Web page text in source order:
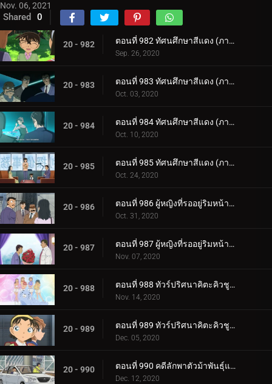
Nov. 06, 2021
Shared 0
20 - 982 ตอนที่ 982 ทัศนศึกษาสีแดง (ภาคสีแดงก่ำ) (ตอนแรก)
Sep. 26, 2020
20 - 983 ตอนที่ 983 ทัศนศึกษาสีแดง (ภาคสีแดงก่ำ) (ตอนจบ)
Oct. 03, 2020
20 - 984 ตอนที่ 984 ทัศนศึกษาสีแดง (ภาครักสีแดง) (ตอนแรก)
Oct. 10, 2020
20 - 985 ตอนที่ 985 ทัศนศึกษาสีแดง (ภาครักสีแดง) (ตอนจบ)
Oct. 24, 2020
20 - 986 ตอนที่ 986 ผู้หญิงที่รออยู่ริมหน้าต่าง (ตอนแรก)
Oct. 31, 2020
20 - 987 ตอนที่ 987 ผู้หญิงที่รออยู่ริมหน้าต่าง (ตอนจบ)
Nov. 07, 2020
20 - 988 ตอนที่ 988 ทัวร์ปริศนาคิตะคิวชู (ภาคโคคุระ)
Nov. 14, 2020
20 - 989 ตอนที่ 989 ทัวร์ปริศนาคิตะคิวชู (ภาคโมจิ)
Dec. 05, 2020
20 - 990 ตอนที่ 990 คดีลักพาตัวม้าพันธุ์แท้ (ตอนแรก)
Dec. 12, 2020